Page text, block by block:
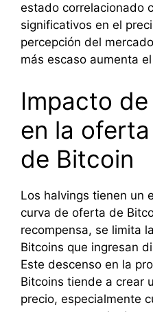
estado correlacionado
significativos en el
percepción del
más escaso aumenta
Impacto
en la
de Bitcoin
Los halvings tienen un
curva de oferta de
recompensa, se limita
Bitcoins que ingresan
Este descenso en la
Bitcoins tiende a crear
precio, especialmente